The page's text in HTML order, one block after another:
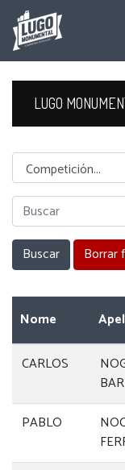
LUGO
Competicion
Nome
CARLOS
PABLO